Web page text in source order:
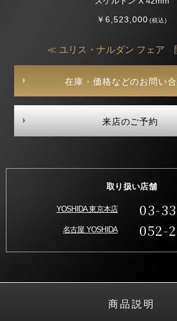
￥6,523,000(税込)
≪ ユリス・ナルダン フェア
在庫・価格などのお問い
来店のご予約
取り扱い店舗
YOSHIDA 東京本店 03-
名古屋 YOSHIDA 052-
商品説明